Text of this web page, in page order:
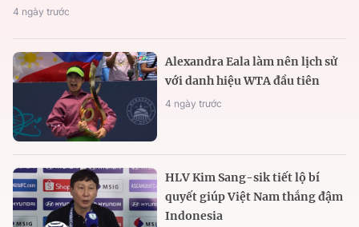
4 ngày trước
Alexandra Eala làm nên lịch sử
với danh hiệu WTA đầu tiên
4 ngày trước
HLV Kim Sang-sik tiết lộ bí
quyết giúp Việt Nam thắng đậm
Indonesia